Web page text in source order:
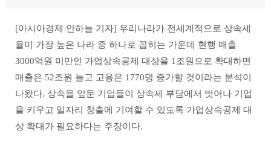
[아시아경제 안하늘 기자] 우리나라가 전세계적으로 상속세
율이 가장 높은 나라 중 하나로 꼽히는 가운데 현행 매출
3000억원 미만인 가업상속공제 대상을 1조원으로 확대하면
매출은 52조원 늘고 고용은 1770명 증가할 것이라는 분석이
나왔다. 상속을 앞둔 기업들이 상속세 부담에서 벗어나 기업
을 키우고 일자리 창출에 기여할 수 있도록 가업상속공제 대
상 확대가 필요하다는 주장이다.